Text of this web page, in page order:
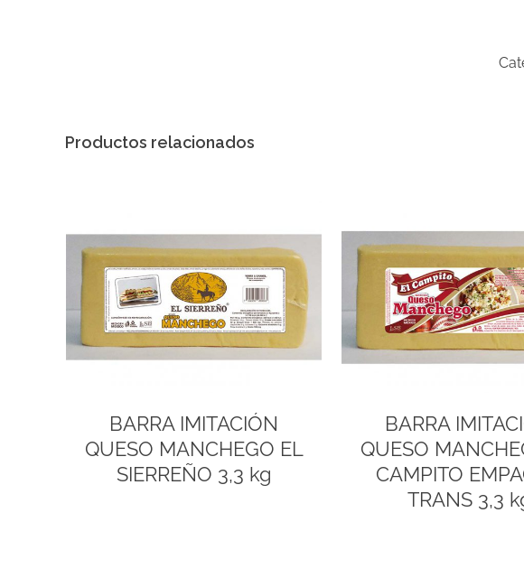
Productos relacionados
BARRA IMITACIÓN
QUESO MANCHEGO EL
SIERREÑO 3,3 kg
BARRA
QUESO
CAMPITO
TRANS 3,3